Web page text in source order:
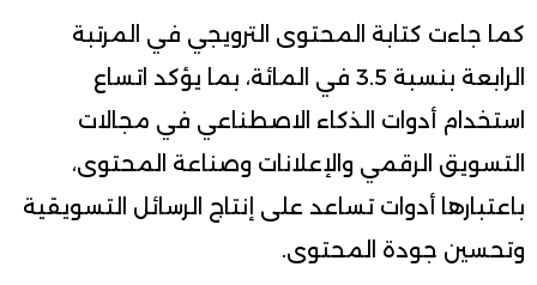
كما جاءت كتابة المحتوى الترويجي في المرتبة
الرابعة بنسبة 3.5 في المائة، بما يؤكد اتساع
استخدام أدوات الذكاء الاصطناعي في مجالات
التسويق الرقمي والإعلانات وصناعة المحتوى،
باعتبارها أدوات تساعد على إنتاج الرسائل التسويقية
وتحسين جودة المحتوى.